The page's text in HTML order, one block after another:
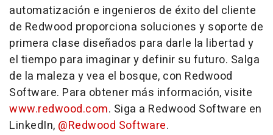
automatización e ingenieros de éxito del cliente
de Redwood proporciona soluciones y soporte de
primera clase diseñados para darle la libertad y
el tiempo para imaginar y definir su futuro. Salga
de la maleza y vea el bosque, con Redwood
Software. Para obtener más información, visite
www.redwood.com. Siga a Redwood Software en
LinkedIn, @Redwood Software.